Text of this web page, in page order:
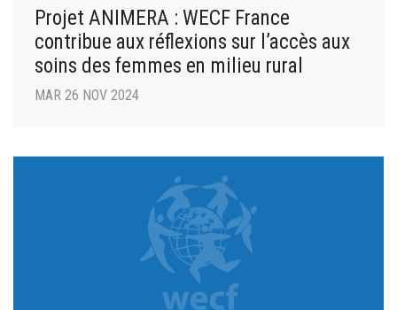
Projet ANIMERA : WECF France
contribue aux réflexions sur l’accès aux
soins des femmes en milieu rural
MAR 26 NOV 2024